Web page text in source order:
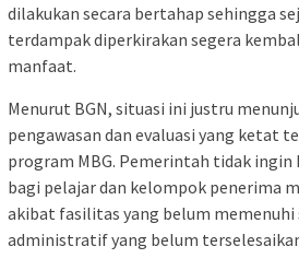
dilakukan secara bertahap sehingga
terdampak diperkirakan segera
manfaat.
Menurut BGN, situasi ini justru
pengawasan dan evaluasi yang ketat
program MBG. Pemerintah tidak ingin
bagi pelajar dan kelompok penerima
akibat fasilitas yang belum memenuhi
administratif yang belum